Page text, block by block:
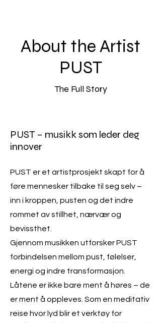
About the Artist
PUST
The Full Story
PUST – musikk som leder deg
innover
PUST er et artistprosjekt skapt for å
føre mennesker tilbake til seg selv –
inn i kroppen, pusten og det indre
rommet av stillhet, nærvær og
bevissthet.
Gjennom musikken utforsker PUST
forbindelsen mellom pust, følelser,
energi og indre transformasjon.
Låtene er ikke bare ment å høres – de
er ment å oppleves. Som en meditativ
reise hvor lyd blir et verktøy for